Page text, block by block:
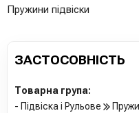
Пружини підвіски
ЗАСТОСОВНІСТЬ
Товарна група:
- Підвіска і Рульове